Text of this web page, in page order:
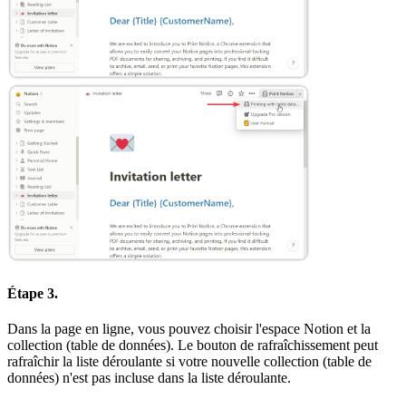
Étape 3.
Dans la page en ligne, vous pouvez choisir l'espace Notion et la
collection (table de données). Le bouton de rafraîchissement peut
rafraîchir la liste déroulante si votre nouvelle collection (table de
données) n'est pas incluse dans la liste déroulante.